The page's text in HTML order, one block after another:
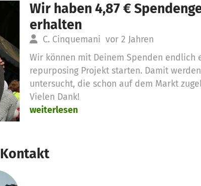
Wir haben 4,87 €
erhalten
C. Cinquemani vor 2 Jahren
Wir können mit Deinem Spenden endlich
repurposing Projekt starten. Damit
untersucht, die schon auf dem Markt
Vielen Dank!
weiterlesen
Kontakt